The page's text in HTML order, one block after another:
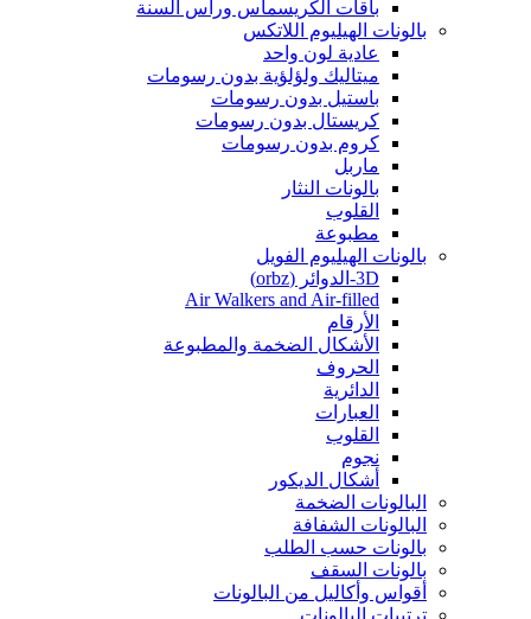
باقات الكريسماس ورأس السنة
بالونات الهيليوم اللاتكس
عادية لون واحد
ميتاليك ولؤلؤية بدون رسومات
باستيل بدون رسومات
كريستال بدون رسومات
كروم بدون رسومات
ماربل
بالونات النثار
القلوب
مطبوعة
بالونات الهيليوم الفويل
3D-الدوائر (orbz)
Air Walkers and Air-filled
الأرقام
الأشكال الضخمة والمطبوعة
الحروف
الدائرية
العبارات
القلوب
نجوم
أشكال الديكور
البالونات الضخمة
البالونات الشفافة
بالونات حسب الطلب
بالونات السقف
أقواس وأكاليل من البالونات
ترتيبات البالونات